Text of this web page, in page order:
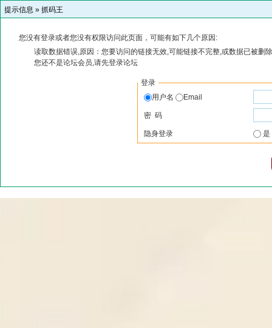
提示信息 » 抓码王
您没有登录或者您没有权限访问此页面，可能有如下几个原因:
读取数据错误,原因：您要访问的链接无效,可能链接不完整,或数据已被删
您还不是论坛会员,请先登录论坛
登录
用户名
Email
密 码
隐身登录